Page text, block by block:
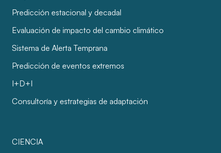
Predicción estacional y decadal
Evaluación de impacto del cambio climático
Sistema de Alerta Temprana
Predicción de eventos extremos
I+D+I
Consultoría y estrategias de adaptación
CIENCIA